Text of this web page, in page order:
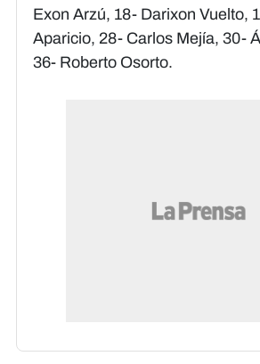
Exon Arzú, 18- Darixon Vuelto,
Aparicio, 28- Carlos Mejía, 30-
36- Roberto Osorto.